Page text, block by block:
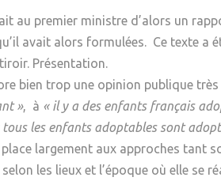
au premier ministre d’alors un
avait alors formulées. Ce texte a
Présentation.
bien trop une opinion publique
», à « il y a des enfants français
tous les enfants adoptables sont
largement aux approches tant
les lieux et l’époque où elle se